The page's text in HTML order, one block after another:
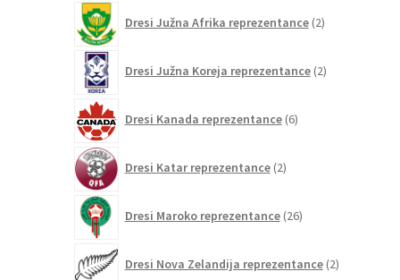
Dresi Južna Afrika reprezentance 2izdelka
Dresi Južna Koreja reprezentance 2izdelka
Dresi Kanada reprezentance 6izdelkov
Dresi Katar reprezentance 2izdelka
Dresi Maroko reprezentance 26izdelkov
Dresi Nova Zelandija reprezentance 2izdelka